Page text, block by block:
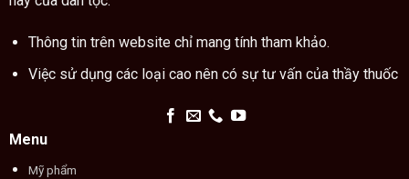
Thông tin trên website chỉ mang tính tham khảo.
Việc sử dụng các loại cao nên có sự tư vấn của thầy thuốc
Menu
Mỹ phẩm